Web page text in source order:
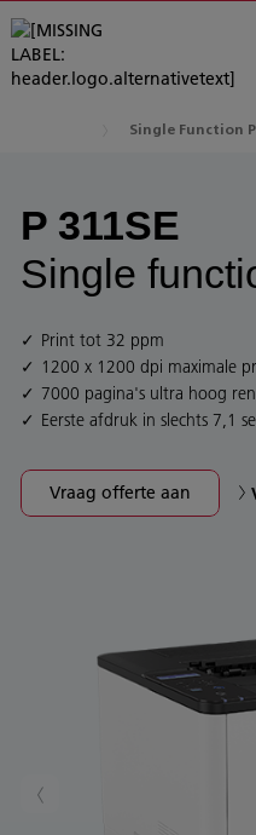
Single Function
P 311SE
Single
Print tot 32 ppm
1200 x 1200 dpi maximale
7000 pagina's ultra hoog
Eerste afdruk in slechts 7,1
Vraag offerte aan